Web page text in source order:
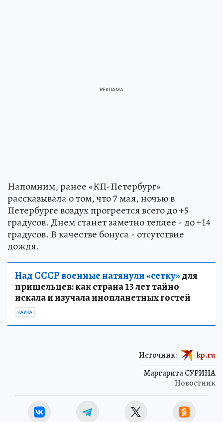
Напомним, ранее «КП-Петербург»
рассказывала о том, что 7 мая, ночью в
Петербурге воздух прогреется всего до +5
градусов. Днем станет заметно теплее - до +14
градусов. В качестве бонуса - отсутствие
дождя.
Над СССР военные натянули «сетку»для
пришельцев: как страна 13 лет тайно
искала и изучала инопланетных гостей
НАУКА
Маргарита СУРИНА
Новостник
Источник: kp.ru